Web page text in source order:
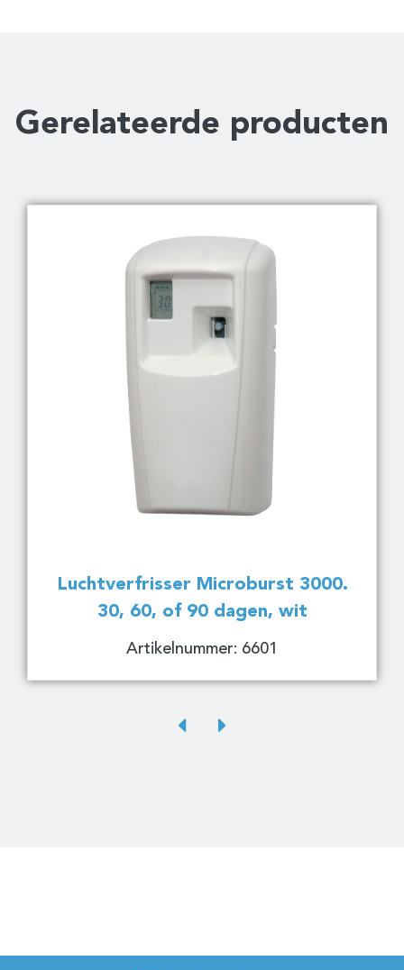
Gerelateerde producten
Luchtverfrisser Microburst 3000.
30, 60, of 90 dagen, wit
Artikelnummer: 6601